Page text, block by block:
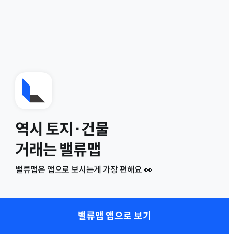
역시 토지·건물
거래는 밸류맵
밸류맵은 앱으로 보시는게 가장 편해요 👀
밸류맵 앱으로 보기